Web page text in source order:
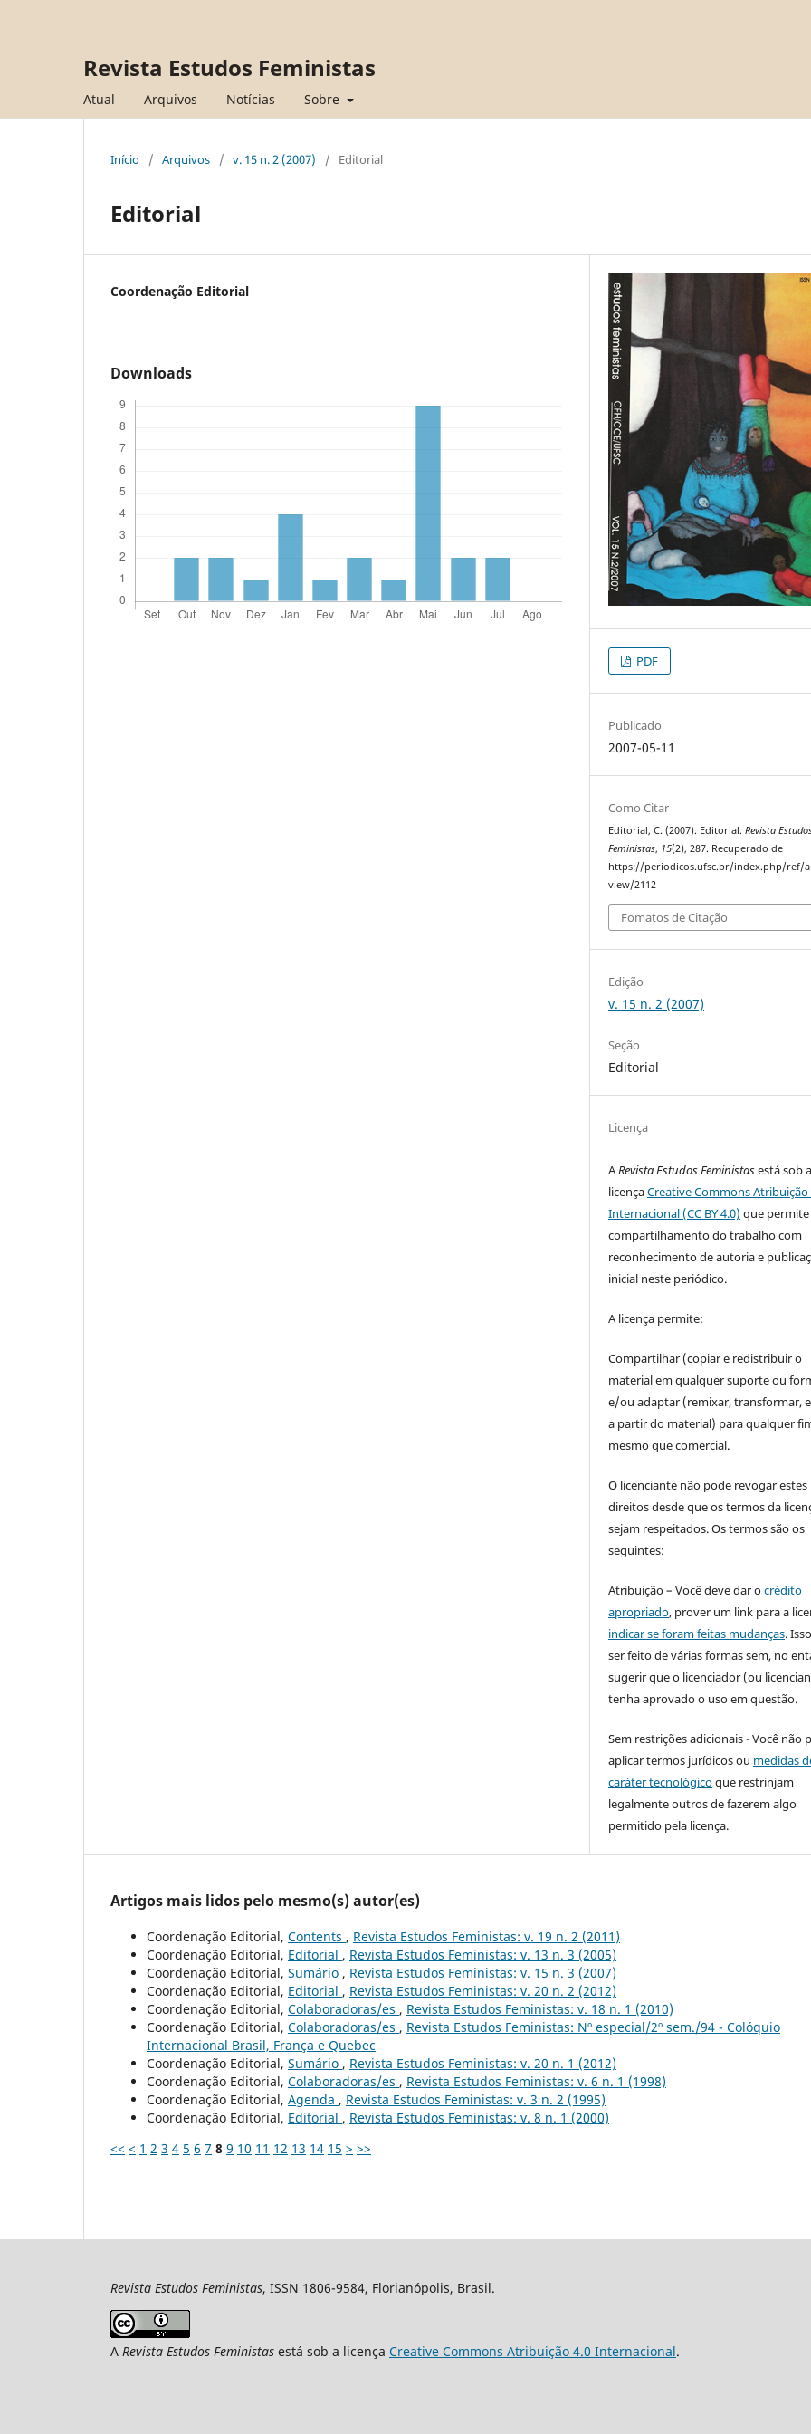
Revista Estudos Feministas
Atual Arquivos Notícias Sobre
Início / Arquivos / v. 15 n. 2 (2007) / Editorial
Editorial
Coordenação Editorial
Downloads
PDF
Publicado
2007-05-11
Como Citar
Editorial, C. (2007). Editorial.Revista
Feministas, 15(2), 287. Recuperado de
https://periodicos.ufsc.br/index.php/ref/
view/2112
Fomatos de Citação
Edição
v. 15 n. 2 (2007)
Seção
Editorial
Licença
ARevista Estudos Feministasestá sob a
licençaCreative Commons Atribuição
Internacional (CC BY 4.0) que
compartilhamento do trabalho com
reconhecimento de autoria e
inicial neste periódico.
A licença permite:
Compartilhar (copiar e redistribuir o
material em qualquer suporte ou
e/ou adaptar (remixar, transformar,
a partir do material) para qualquer
mesmo que comercial.
O licenciante não pode revogar estes
direitos desde que os termos da
sejam respeitados. Os termos são os
seguintes:
Atribuição – Você deve dar ocrédito
apropriado, prover um link para a
indicar se foram feitas mudanças.
ser feito de várias formas sem, no
sugerir que o licenciador (ou
tenha aprovado o uso em questão.
Sem restrições adicionais - Você não
aplicar termos jurídicos ou medidas
caráter tecnológicoque restrinjam
legalmente outros de fazerem algo
permitido pela licença.
Artigos mais lidos pelo mesmo(s) autor(es)
Coordenação Editorial, Contents , Revista Estudos Feministas: v. 19 n. 2 (2011)
Coordenação Editorial, Editorial , Revista Estudos Feministas: v. 13 n. 3 (2005)
Coordenação Editorial, Sumário , Revista Estudos Feministas: v. 15 n. 3 (2007)
Coordenação Editorial, Editorial , Revista Estudos Feministas: v. 20 n. 2 (2012)
Coordenação Editorial, Colaboradoras/es , Revista Estudos Feministas: v. 18 n. 1 (2010)
Coordenação Editorial, Colaboradoras/es , Revista Estudos Feministas: Nº especial/2º sem./94 - Colóquio
Internacional Brasil, França e Quebec
Coordenação Editorial, Sumário , Revista Estudos Feministas: v. 20 n. 1 (2012)
Coordenação Editorial, Colaboradoras/es , Revista Estudos Feministas: v. 6 n. 1 (1998)
Coordenação Editorial, Agenda , Revista Estudos Feministas: v. 3 n. 2 (1995)
Coordenação Editorial, Editorial , Revista Estudos Feministas: v. 8 n. 1 (2000)
<< < 1 2 3 4 5 6 7 8 9 10 11 12 13 14 15 > >>
Revista Estudos Feministas, ISSN 1806-9584, Florianópolis, Brasil.
A Revista Estudos Feministas está sob a licença Creative Commons Atribuição 4.0 Internacional.